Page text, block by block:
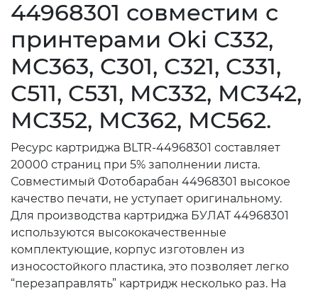
44968301 совместим с
принтерами Oki C332,
MC363, C301, C321, C331,
C511, C531, MC332, MC342,
MC352, MC362, MC562.
Ресурс картриджа BLTR-44968301 составляет
20000 страниц при 5% заполнении листа.
Совместимый Фотобарабан 44968301 высокое
качество печати, не уступает оригинальному.
Для производства картриджа БУЛАТ 44968301
используются высококачественные
комплектующие, корпус изготовлен из
износостойкого пластика, это позволяет легко
“перезаправлять” картридж несколько раз. На